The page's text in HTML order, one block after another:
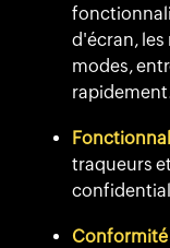
d'écran,
modes,
traqueurs
Conformité